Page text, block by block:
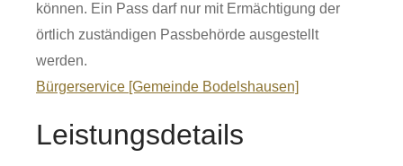
können. Ein Pass darf nur mit Ermächtigung der
örtlich zuständigen Passbehörde ausgestellt
werden.
Bürgerservice [Gemeinde Bodelshausen]
Leistungsdetails